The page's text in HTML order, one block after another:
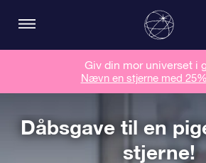
Giv din mor universet i
Nævn en stjerne med
Dåbsgave til en
stjerne!